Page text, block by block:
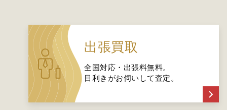
出張買取
全国対応・出張料無料。
目利きがお伺いして査定。